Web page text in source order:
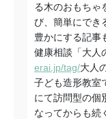
る木のおもちゃ
び、簡単にでき
豊かにする記事
健康相談「大人
erai.jp/tag/大人
子ども造形教室
にて訪問型の個
なってからも続